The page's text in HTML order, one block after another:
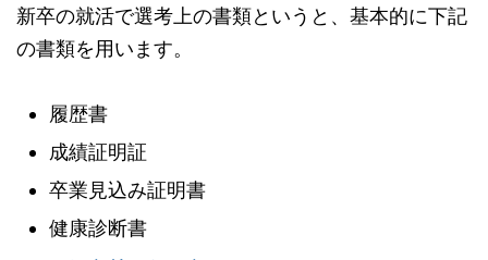
新卒の就活で選考上の書類というと、基本的に下記
の書類を用います。
履歴書
成績証明証
卒業見込み証明書
健康診断書